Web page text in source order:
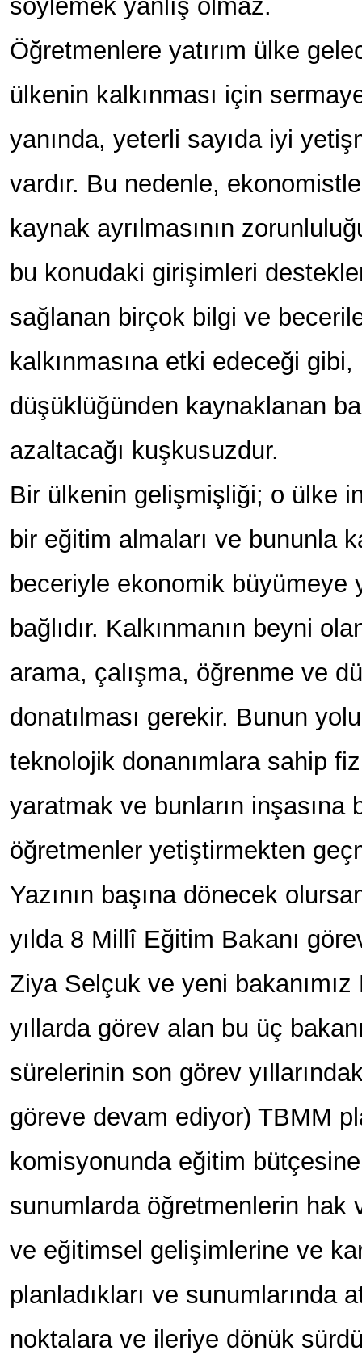
söylemek yanlış olmaz.
Öğretmenlere yatırım ülke
ülkenin kalkınması için
yanında, yeterli sayıda iyi
vardır. Bu nedenle,
kaynak ayrılmasının
bu konudaki girişimleri
sağlanan birçok bilgi ve
kalkınmasına etki edeceği
düşüklüğünden kaynaklanan
azaltacağı kuşkusuzdur.
Bir ülkenin gelişmişliği; o ülke
bir eğitim almaları ve bununla
beceriyle ekonomik büyümeye
bağlıdır. Kalkınmanın beyni
arama, çalışma, öğrenme ve
donatılması gerekir. Bunun
teknolojik donanımlara sahip
yaratmak ve bunların
öğretmenler yetiştirmekten
Yazının başına dönecek
yılda 8 Millî Eğitim Bakanı
Ziya Selçuk ve yeni
yıllarda görev alan bu üç
sürelerinin son görev
göreve devam ediyor) TBMM
komisyonunda eğitim
sunumlarda öğretmenlerin hak
ve eğitimsel gelişimlerine ve
planladıkları ve sunumlarında
noktalara ve ileriye dönük